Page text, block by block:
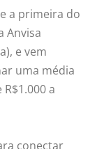
a primeira do
Anvisa
e vem
uma média
a
conectar